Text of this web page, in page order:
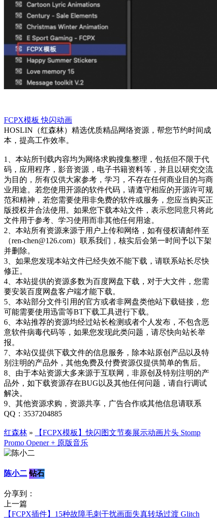
FCPX模板快闪动画
HOSLIN（红森林）精选优质精品网络资源，帮您节约时间成
本，提高工作效率。
1、本站所刊载内容均为网络求购搜集整理，包括但不限于代
码，应用程序，影音资源，电子书籍资料等，并且以研究交流
为目的，所有仅供大家参考，学习，不存在任何商业目的与商
业用途。若您使用开源的软件代码，请遵守相应的开源许可规
范和精神，若您需要使用非免费的软件或服务，您应当购买正
版授权并合法使用。如果您下载本站文件，表示您同意只将此
文件用于参考、学习使用而非其他任何用途。
2、本站所有资源来源于用户上传和网络，如有侵权请邮件至
（ren-chen@126.com）联系我们，核实后会第一时间予以下架
并删除。
3、如果您发现本站文件已经失效不能下载，请联系站长尽快
修正。
4、本站提供的资源多数为百度网盘下载，对于大文件，您需
要安装百度网盘客户端才能下载。
5、本站部分文件引用的官方或者非网盘类他站下载链接，您
可能需要使用迅雷等BT下载工具进行下载。
6、本站推荐的资源均经过站长检测或者个人发布，不包含恶
意软件病毒代码等，如果您发现此类问题，请尽快向站长举
报。
7、本站仅提供下载文件的信息服务，除本站原创产品以及特
别注明的产品外，其他免费及付费资源仅提供简单的售后。
8、由于本站资源大多来源于互联网，非原创及特别注明的产
品外，如下载资源存在BUG以及其他任何问题，请自行调试
解决。
9、其他资源求购，资源共享，广告合作或其他信息请联系
QQ：3537204885
红森林 »
【FCPX模板】快闪图文节奏展示动画片头 Stomp
Promo Opener + 原版音乐
陈小二 钻石
分享到：
上一篇
【FCPX插件】15种故障毛刺干扰画面失真转场过渡 Glitch